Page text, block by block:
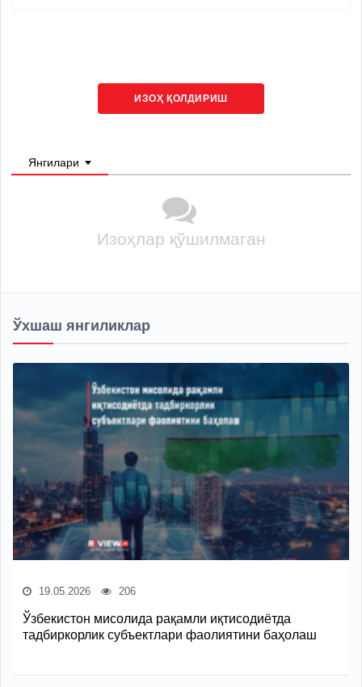
ИЗОҲ ҚОЛДИРИШ
Янгилари
Изоҳлар қўшилмаган
Ўхшаш янгиликлар
19.05.2026 206
Ўзбекистон мисолида рақамли иқтисодиётда
тадбиркорлик субъектлари фаолиятини баҳолаш